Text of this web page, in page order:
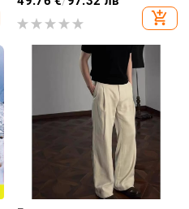
add_shopping_cart